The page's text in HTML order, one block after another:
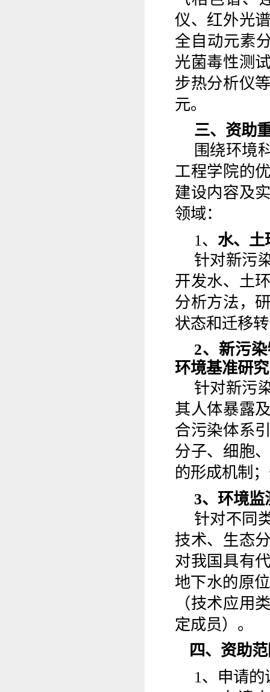
仪、红外光
全自动元素
光菌毒性测
步热分析仪
元。
三、资助
围绕环境
工程学院的
建设内容及
领域：
1 、 水、土
针对新污
开发水、土
分析方法，
状态和迁移
2、 新污
环境基准研究
针对新污
其人体暴露
合污染体系
分子、细胞
的形成机制 ；
3、 环境监
针对不同
技术、生态
对我国具有
地下水的原位
（技术应用
定成员） 。
四、资助
1 、
申请